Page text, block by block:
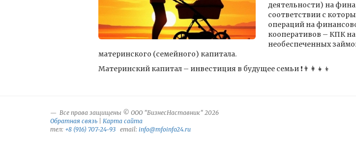
деятельности) на
соответствии с
операций на
кооперативов – КПК
необеспеченных
материнского (семейного) капитала.
Материнский капитал – инвестиция в будущее семьи ❗️👨‍👩‍👧‍👦
Все права защищены © ООО "БизнесНаставник" 2026
Обратная связь
Карта сайта
тел: +8 (916) 707-24-93 email: info@mfoinfo24.ru